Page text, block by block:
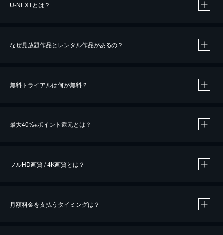
U-NEXTとは？
なぜ見放題作品とレンタル作品があるの？
無料トライアルは何が無料？
最大40%※ポイント還元とは？
※40％ポイント還元の対象は、クレジットカード決済による作品の購入 / レンタルです。
iOSアプリのUコイン決済による作品の購入 / レンタルは、20％のポイント還元です。
フルHD画質 / 4K画質とは？
月額料金を支払うタイミングは？